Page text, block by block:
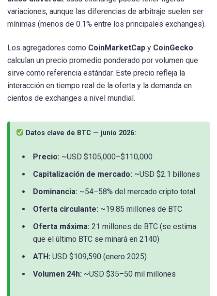
variaciones, aunque las diferencias de arbitraje suelen ser
mínimas (menos de 0.1% entre los principales exchanges).
Los agregadores como CoinMarketCap y CoinGecko
calculan un precio promedio ponderado por volumen que
sirve como referencia estándar. Este precio refleja la
interacción en tiempo real de la oferta y la demanda en
cientos de exchanges a nivel mundial.
Datos clave de BTC — junio 2026:
Precio: ~USD $105,000–$110,000
Capitalización de mercado: ~USD $2.1 billones
Dominancia: ~54–58% del mercado cripto total
Oferta circulante: ~19.85 millones de BTC
Oferta máxima: 21 millones de BTC (se estima
que el último BTC se minará en 2140)
ATH: USD $109,590 (enero 2025)
Volumen 24h: ~USD $35–50 mil millones